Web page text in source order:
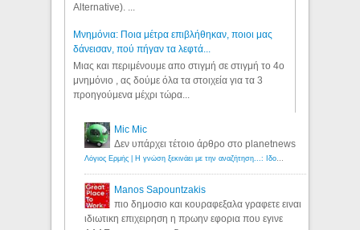
Alternative). ...
Μνημόνια: Ποια μέτρα επιβλήθηκαν, ποιοι μας
δάνεισαν, πού πήγαν τα λεφτά...
Μιας και περιμένουμε απο στιγμή σε στιγμή το 4ο
μνημόνιο , ας δούμε όλα τα στοιχεία για τα 3
προηγούμενα μέχρι τώρα...
Mic Mic
Δεν υπάρχει τέτοιο άρθρο στο planetnews
Λόγιος Ερμής | Η γνώση ξεκινάει με την αναζήτηση...: Ιδού οι 18 που χρωστούν 11 δις ευρώ!
Manos Sapountzakis
πιο δημοσιο και κουραφεξαλα γραφετε ειναι
ιδιωτικη επιχειρηση η πρωην εφορια που εγινε